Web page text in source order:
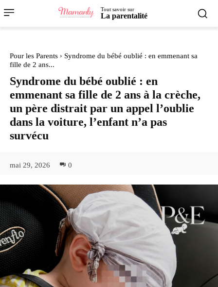
Tout savoir sur
La parentalité
Pour les Parents
Syndrome du bébé oublié : en emmenant sa
fille de 2 ans...
Syndrome du bébé oublié : en
emmenant sa fille de 2 ans à la crèche,
un père distrait par un appel l’oublie
dans la voiture, l’enfant n’a pas
survécu
mai 29, 2026 0